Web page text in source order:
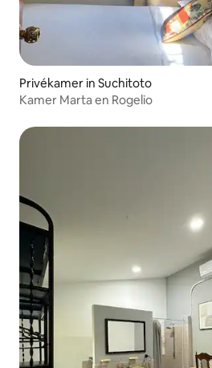
Privékamer in Suchitoto
Kamer Marta en Rogelio